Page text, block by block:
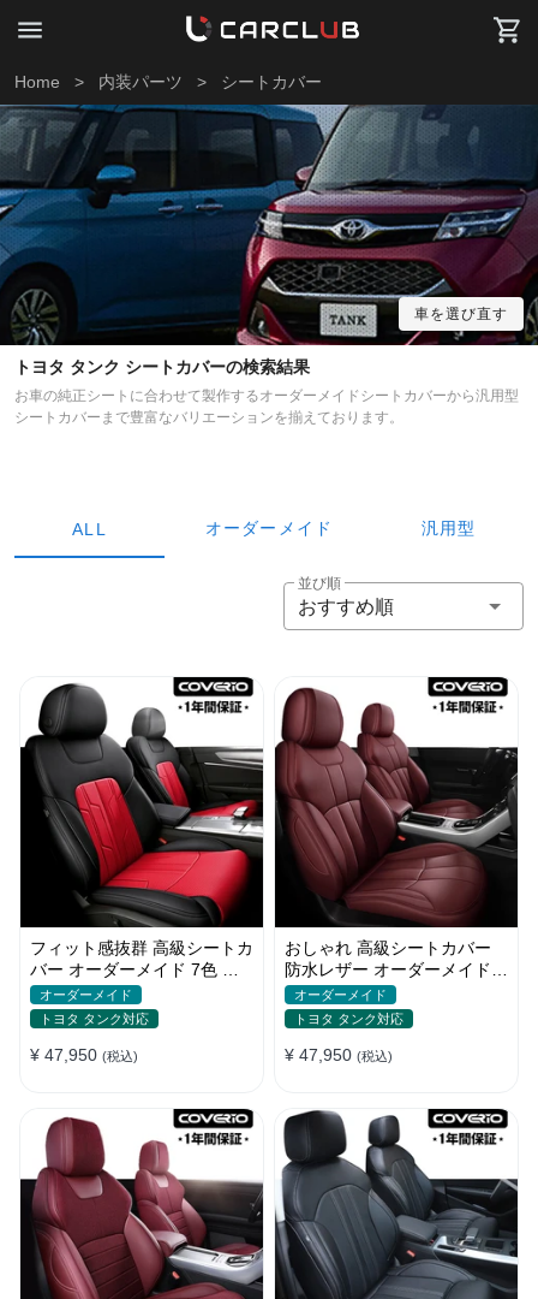
Home > 内装パーツ > シートカバー
車を選び直す
トヨタ タンク シートカバーの検索結果
お車の純正シートに合わせて製作するオーダーメイドシートカバーから汎用型
シートカバーまで豊富なバリエーションを揃えております。
ALL オーダーメイド 汎用型
並び順
おすすめ順
フィット感抜群 高級シートカ
バー オーダーメイド 7色 防
水レザー おしゃれ 全席セッ
ト
オーダーメイド
トヨタ タンク対応
¥ 47,950 (税込)
おしゃれ 高級シートカバー
防水レザー オーダーメイド
パンチング加工 9色 全席セッ
ト
オーダーメイド
トヨタ タンク対応
¥ 47,950 (税込)